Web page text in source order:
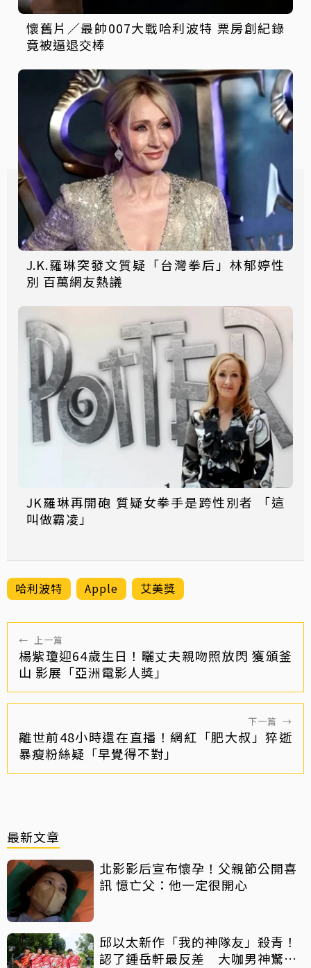
懷舊片／最帥007大戰哈利波特 票房創紀錄
竟被逼退交棒
J.K.羅琳突發文質疑「台灣拳后」林郁婷性
別 百萬網友熱議
JK羅琳再開砲 質疑女拳手是跨性別者 「這
叫做霸凌」
哈利波特 Apple 艾美獎
← 上一篇
楊紫瓊迎64歲生日！曬丈夫親吻照放閃 獲頒釜
山 影展「亞洲電影人獎」
下一篇 →
離世前48小時還在直播！網紅「肥大叔」猝逝
暴瘦粉絲疑「早覺得不對」
最新文章
北影影后宣布懷孕！父親節公開喜
訊 憶亡父：他一定很開心
邱以太新作「我的神隊友」殺青！
認了鍾岳軒最反差 大咖男神驚喜